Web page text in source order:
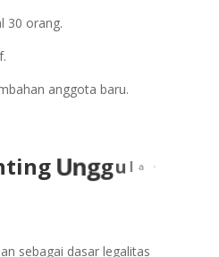
30 orang.
anggota baru.
U n g
sebagai dasar legalitas